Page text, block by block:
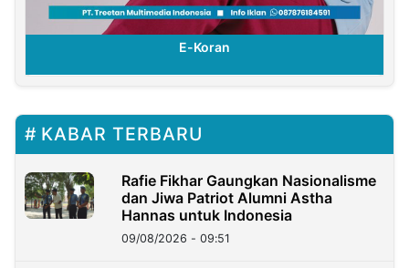
E-Koran
KABAR TERBARU
Rafie Fikhar Gaungkan Nasionalisme
dan Jiwa Patriot Alumni Astha
Hannas untuk Indonesia
09/08/2026 - 09:51